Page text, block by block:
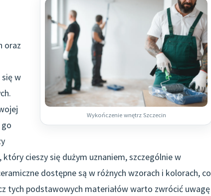
Wykończenie wnętrz Szczecin
oraz
w
cieszy się dużym uznaniem, szczególnie w
dostępne są w różnych wzorach i kolorach, co
tych podstawowych materiałów warto zwrócić uwagę